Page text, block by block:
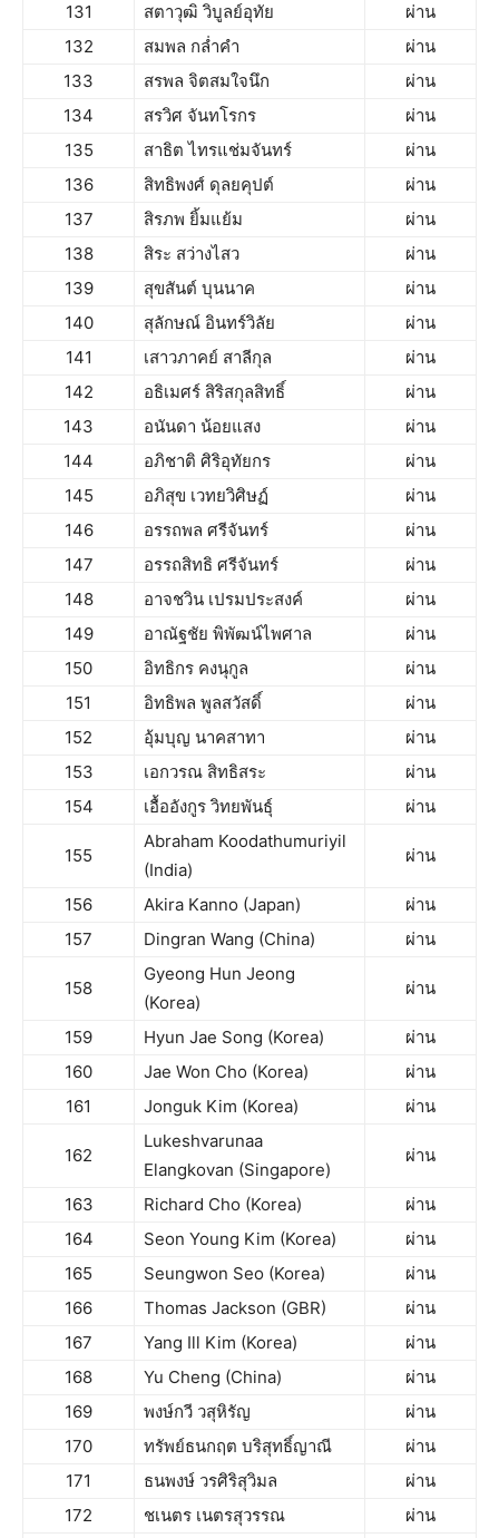
131
สตาวุฒิ วิบูลย์อุทัย
ผ่าน
132
สมพล กล่ำคำ
ผ่าน
133
สรพล จิตสมใจนึก
ผ่าน
134
สรวิศ จันทโรกร
ผ่าน
135
สาธิต ไทรแช่มจันทร์
ผ่าน
136
สิทธิพงศ์ ดุลยคุปต์
ผ่าน
137
สิรภพ ยิ้มแย้ม
ผ่าน
138
สิระ สว่างไสว
ผ่าน
139
สุขสันต์ บุนนาค
ผ่าน
140
สุลักษณ์ อินทร์วิลัย
ผ่าน
141
เสาวภาคย์ สาลีกุล
ผ่าน
142
อธิเมศร์ สิริสกุลสิทธิ์
ผ่าน
143
อนันดา น้อยแสง
ผ่าน
144
อภิชาติ ศิริอุทัยกร
ผ่าน
145
อภิสุข เวทยวิศิษฏ์
ผ่าน
146
อรรถพล ศรีจันทร์
ผ่าน
147
อรรถสิทธิ ศรีจันทร์
ผ่าน
148
อาจชวิน เปรมประสงค์
ผ่าน
149
อาณัฐชัย พิพัฒน์ไพศาล
ผ่าน
150
อิทธิกร คงนุกูล
ผ่าน
151
อิทธิพล พูลสวัสดิ์
ผ่าน
152
อุ้มบุญ นาคสาทา
ผ่าน
153
เอกวรณ สิทธิสระ
ผ่าน
154
เอื้ออังกูร วิทยพันธุ์ ผ่าน
155
Abraham Koodathumuriyil
(India)
ผ่าน
156 Akira Kanno (Japan)
ผ่าน
157
Dingran Wang (China) ผ่าน
158
Gyeong Hun Jeong
(Korea)
ผ่าน
159 Hyun Jae Song (Korea)
ผ่าน
160
Jae Won Cho (Korea)
ผ่าน
161
Jonguk Kim (Korea) ผ่าน
162
Lukeshvarunaa
Elangkovan (Singapore)
ผ่าน
163 Richard Cho (Korea)
ผ่าน
164
Seon Young Kim (Korea)
ผ่าน
165
Seungwon Seo (Korea)
ผ่าน
166
Thomas Jackson (GBR)
ผ่าน
167
Yang Ill Kim (Korea)
ผ่าน
168
Yu Cheng (China)
ผ่าน
169
พงษ์กวี วสุหิรัญ
ผ่าน
170
ทรัพย์ธนกฤต บริสุทธิ์ญาณี
ผ่าน
171
ธนพงษ์ วรศิริสุวิมล
ผ่าน
172
ชเนตร เนตรสุวรรณ
ผ่าน